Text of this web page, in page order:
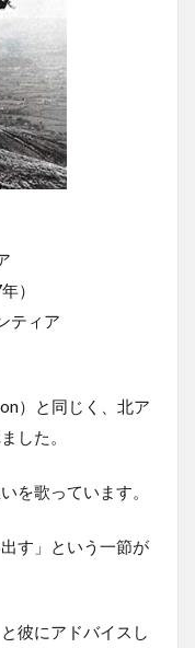
）
ティア
）と同じく、北ア
した。
を歌っています。
す」という一節が
彼にアドバイスし